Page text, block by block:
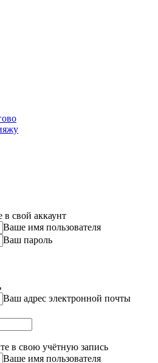
в свой аккаунт
Ваше имя пользователя
Ваш пароль
Ваш адрес электронной почты
в свою учётную запись
Ваше имя пользователя